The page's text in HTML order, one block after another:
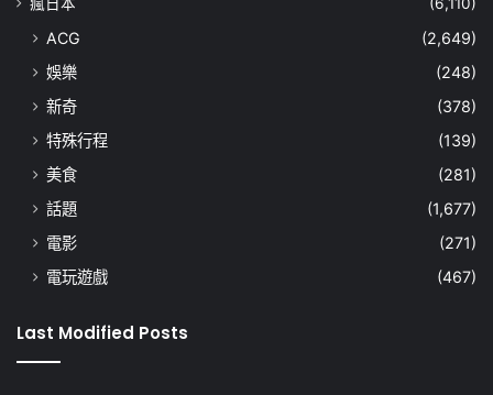
瘋日本
(6,110)
ACG
(2,649)
娛樂
(248)
新奇
(378)
特殊行程
(139)
美食
(281)
話題
(1,677)
電影
(271)
電玩遊戲
(467)
Last Modified Posts